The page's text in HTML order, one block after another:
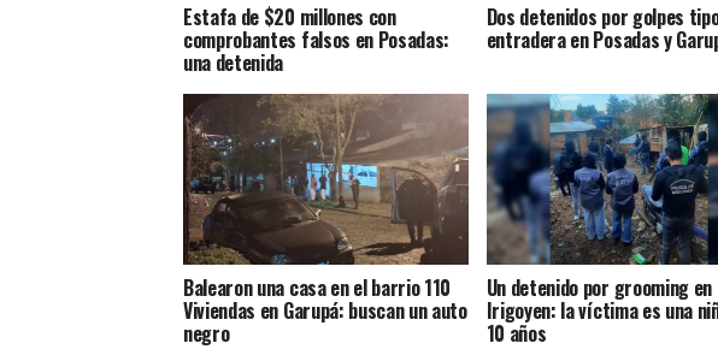
Estafa de $20 millones con
comprobantes falsos en Posadas:
una detenida
Dos detenidos por golpes
entradera en Posadas y
Balearon una casa en el barrio 110
Viviendas en Garupá: buscan un auto
negro
Un detenido por grooming en
Irigoyen: la víctima es una
10 años